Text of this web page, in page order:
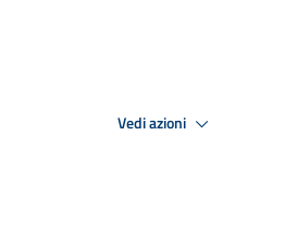
Vedi azioni